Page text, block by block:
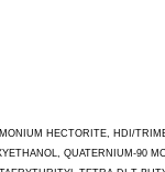
HECTORITE, HDI/
QUATERNIUM-90